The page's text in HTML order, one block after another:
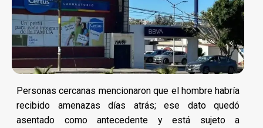
Personas cercanas mencionaron que el hombre habría
recibido amenazas días atrás; ese dato quedó
asentado como antecedente y está sujeto a